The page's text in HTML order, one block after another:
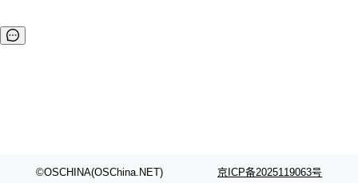
©OSCHINA(OSChina.NET) 京ICP备2025119063号